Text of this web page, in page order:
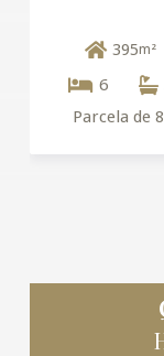
395m²
6
Parcela de